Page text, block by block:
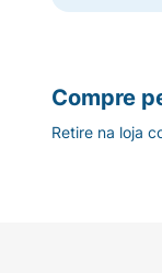
Compre
Retire na loja